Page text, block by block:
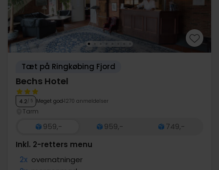
Tæt på Ringkøbing Fjord
Bechs Hotel
4.2/ 5 Meget god 1270 anmeldelser
Tarm
959,- 959,-
749,-
Inkl. 2-retters menu
2x overnatninger